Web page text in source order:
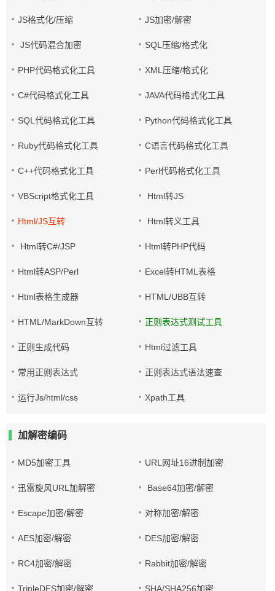
JS格式化/压缩 JS加密/解密
JS代码混合加密 SQL压缩/格式化
PHP代码格式化工具 XML压缩/格式化
C#代码格式化工具 JAVA代码格式化工具
SQL代码格式化工具 Python代码格式化工具
Ruby代码格式化工具 C语言代码格式化工具
C++代码格式化工具 Perl代码格式化工具
VBScript格式化工具 Html转JS
Html/JS互转 Html转义工具
Html转C#/JSP Html转PHP代码
Html转ASP/Perl Excel转HTML表格
Html表格生成器 HTML/UBB互转
HTML/MarkDown互转 正则表达式测试工具
正则生成代码 Html过滤工具
常用正则表达式 正则表达式语法速查
运行Js/html/css Xpath工具
加解密编码
MD5加密工具 URL网址16进制加密
迅雷旋风URL加解密 Base64加密/解密
Escape加密/解密 对称加密/解密
AES加密/解密 DES加密/解密
RC4加密/解密 Rabbit加密/解密
TripleDES加密/解密 SHA/SHA256加密